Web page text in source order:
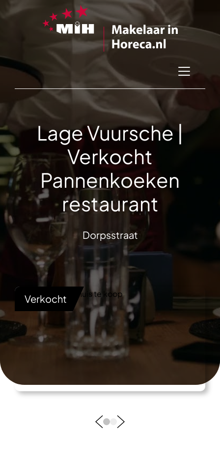
Lage Vuursche |
Verkocht
Pannenkoeken
restaurant
Dorpsstraat
Verkocht